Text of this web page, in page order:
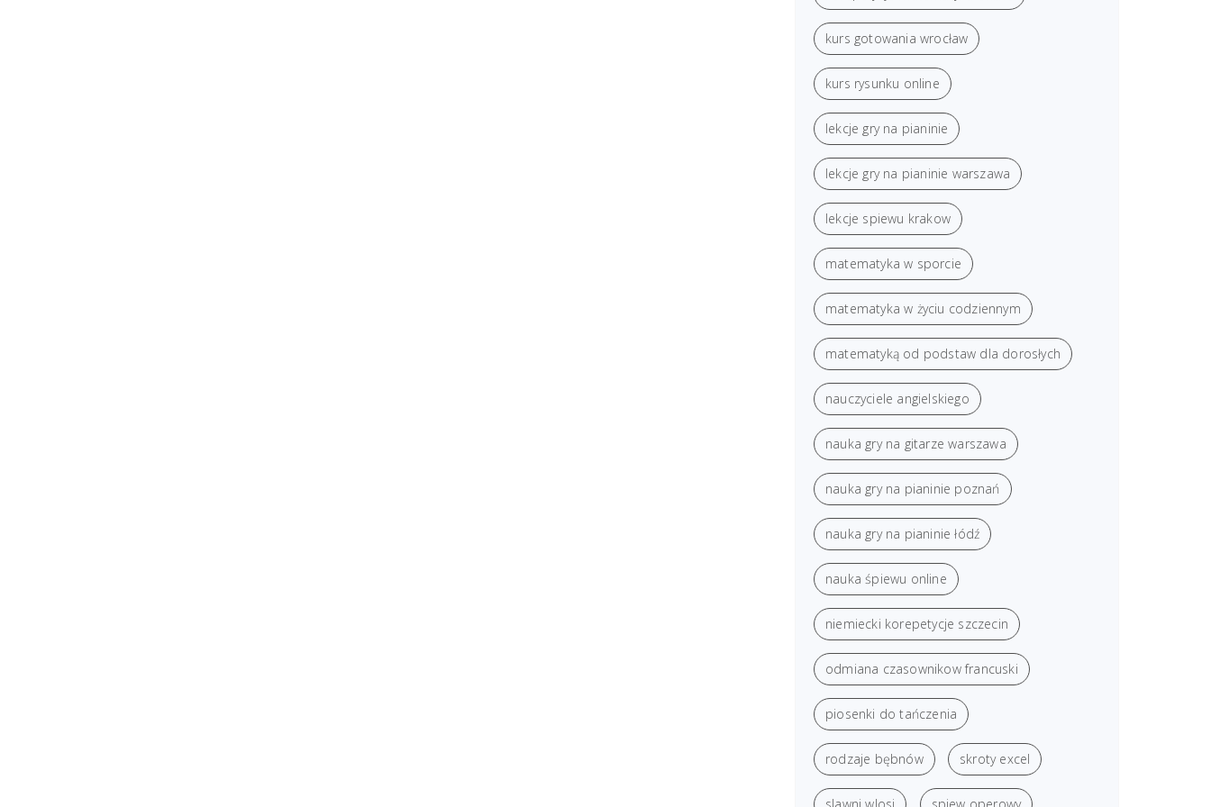
kurs gotowania wrocław
kurs rysunku online
lekcje gry na pianinie
lekcje gry na pianinie warszawa
lekcje spiewu krakow
matematyka w sporcie
matematyka w życiu codziennym
matematyką od podstaw dla dorosłych
nauczyciele angielskiego
nauka gry na gitarze warszawa
nauka gry na pianinie poznań
nauka gry na pianinie łódź
nauka śpiewu online
niemiecki korepetycje szczecin
odmiana czasownikow francuski
piosenki do tańczenia
rodzaje bębnów skroty excel